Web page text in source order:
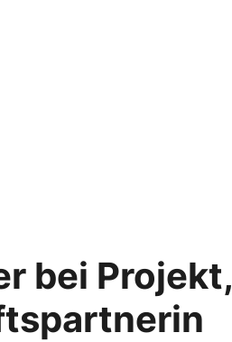
bei Projekt,